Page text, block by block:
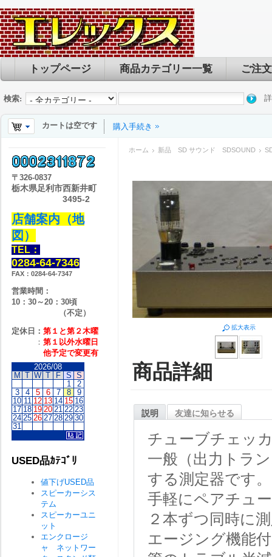
トップページ 商品カテゴリー一覧 ご注
検索:
カートは空です 購入手続き
ホーム 新品 SD サウンド SDSOUND
拡大表示
商品詳細
説明 友達に知らせる
チューブチェッ
一般（出力トラ
する測定器です。
手軽にペアチュ
２本ずつ同時に
エージング機能
〒 326-0837
栃木県足利市西新井町
3495-2
店舗案内（地
図）
TEL：
0284-64-7346
FAX：0284-64-7347
営業時間：
10：30～20：30頃
（不定）
定休日： 第１と第２木曜
： 第１以外水曜日
他予定で変更有
2026/08
M T W T F S S
1
2
3
4 5 6 7 8
9
10 11 12 13 14 15 16
17 18 19 20 21 22 23
24 25 26 27 28 29 30
31
USED品ｶﾃｺﾞﾘ
値下げUSED品
スピーカーシス
テム
スピーカーユニ
ット
エンクロージ
ャ ネットワー